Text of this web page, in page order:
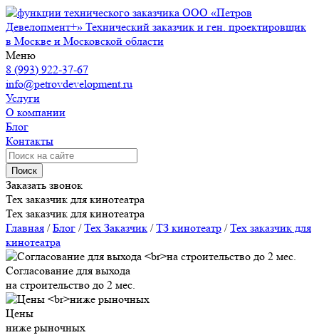
ООО «Петров
Девелопмент+» Технический заказчик и ген. проектировщик
в Москве и Московской области
Меню
8 (993) 922-37-67
info@petrovdevelopment.ru
Услуги
О компании
Блог
Контакты
Поиск
Заказать звонок
Тех заказчик для кинотеатра
Тех заказчик для кинотеатра
Главная /Блог /Тех Заказчик /ТЗ кинотеатр /Тех заказчик для
кинотеатра
Согласование для выхода
на строительство до 2 мес.
Цены
ниже рыночных